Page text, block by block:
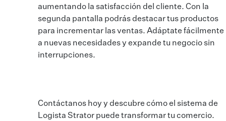
aumentando la satisfacción del cliente. Con la
segunda pantalla podrás destacar tus productos
para incrementar las ventas. Adáptate fácilmente
a nuevas necesidades y expande tu negocio sin
interrupciones.
Contáctanos hoy y descubre cómo el sistema de
Logista Strator puede transformar tu comercio.